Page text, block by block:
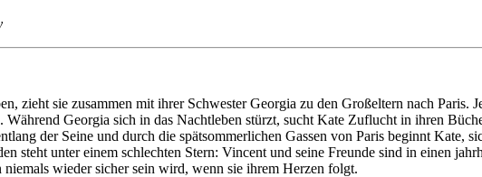
zieht sie zusammen mit ihrer Schwester Georgia zu den Großeltern nach Paris.
Georgia sich in das Nachtleben stürzt, sucht Kate Zuflucht in ihren
der Seine und durch die spätsommerlichen Gassen von Paris beginnt Kate,
steht unter einem schlechten Stern: Vincent und seine Freunde sind in einen
wieder sicher sein wird, wenn sie ihrem Herzen folgt.